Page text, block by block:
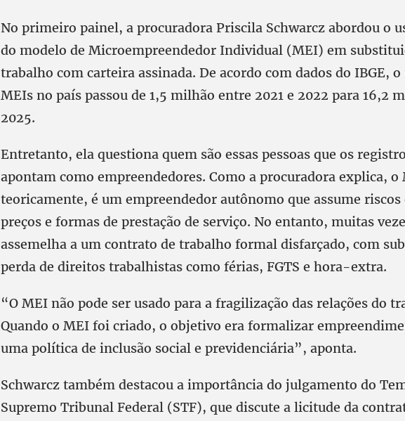
No primeiro painel, a procuradora Priscila Schwarcz abordou o
do modelo de Microempreendedor Individual (MEI) em
trabalho com carteira assinada. De acordo com dados do IBGE,
MEIs no país passou de 1,5 milhão entre 2021 e 2022 para 16,2
2025.
Entretanto, ela questiona quem são essas pessoas que os
apontam como empreendedores. Como a procuradora explica, o
teoricamente, é um empreendedor autônomo que assume riscos
preços e formas de prestação de serviço. No entanto, muitas
assemelha a um contrato de trabalho formal disfarçado, com
perda de direitos trabalhistas como férias, FGTS e hora-extra.
“O MEI não pode ser usado para a fragilização das relações do
Quando o MEI foi criado, o objetivo era formalizar
uma política de inclusão social e previdenciária”, aponta.
Schwarcz também destacou a importância do julgamento do
Supremo Tribunal Federal (STF), que discute a licitude da